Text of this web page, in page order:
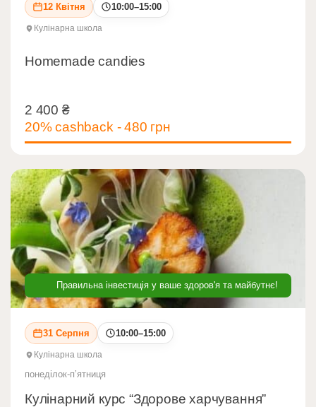
12 Квітня 10:00–15:00
Кулінарна школа
Homemade candies
2 400 ₴
20% cashback - 480 грн
2 400 ₴
Правильна інвестиція у ваше здоров'я та майбутнє!
31 Серпня 10:00–15:00
Кулінарна школа
понеділок-пʼятниця
Кулінарний курс “Здорове харчування”